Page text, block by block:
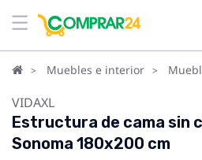
Muebles e interior
VIDAXL
Estructura de cama sin
Sonoma 180x200 cm